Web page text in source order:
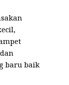
baru baik